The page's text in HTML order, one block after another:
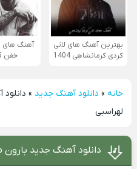
بهترین آهنگ های لاتی
کردی کرمانشاهی 1404
آهنگ های
خفن 2025
خانه» دانلود آهنگ جدید »
لهراسبی
دانلود آهنگ جدید بارون